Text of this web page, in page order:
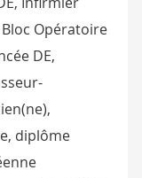
Opératoire
DE,
diplôme